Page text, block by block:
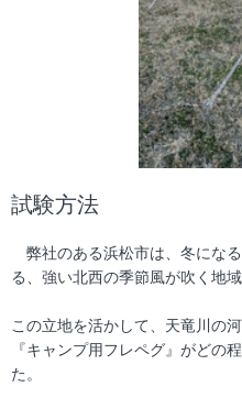
試験方法
弊社のある浜松市は、冬にな
る、強い北西の季節風が吹く地域
この立地を活かして、天竜川の
『キャンプ用フレペグ』がどの
た。